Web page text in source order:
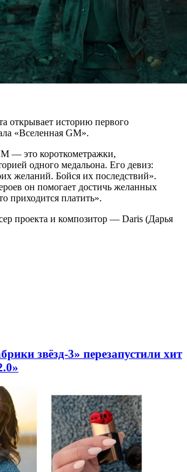
открывает историю первого
«Вселенная GM».
— это короткометражки,
одного медальона. Его девиз:
желаний. Бойся их последствий».
он помогает достичь желанных
приходится платить».
проекта и композитор — Daris (Дарья
звёзд-3» перезапустили хит